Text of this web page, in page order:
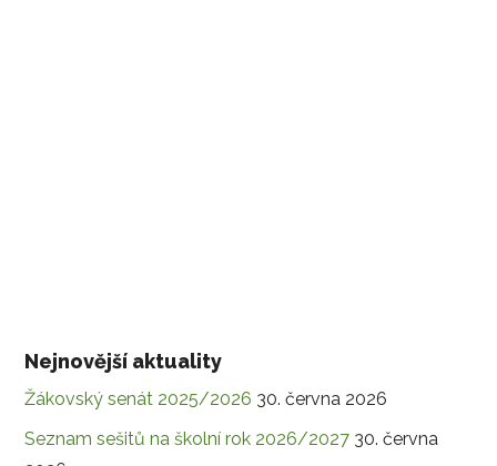
Nejnovější aktuality
Žákovský senát 2025/2026 30. června 2026
Seznam sešitů na školní rok 2026/2027 30. června